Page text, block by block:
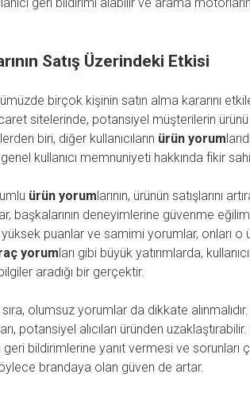
geri bildirimi alabilir ve arama
Satış Üzerindeki Etkisi
birçok kişinin satın alma kararını
sitelerinde, potansiyel müşterilerin
biri, diğer kullanıcıların ürün yorum
genel kullanıcı memnuniyeti hakkında fikir
ürün yorum larının, ürünün satışlarını
başkalarının deneyimlerine güvenme
puanlar ve samimi yorumlar, onları o
yorum ları gibi büyük yatırımlarda,
aradığı bir gerçektir.
olumsuz yorumlar da dikkate alınmalıdır.
potansiyel alıcıları üründen
geri bildirimlerine yanıt vermesi ve
brandaya olan güven de artar.